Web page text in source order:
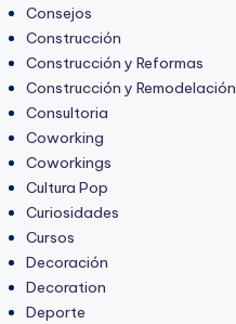
Consejos
Construcción
Construcción y Reformas
Construcción y Remodelación
Consultoria
Coworking
Coworkings
Cultura Pop
Curiosidades
Cursos
Decoración
Decoration
Deporte